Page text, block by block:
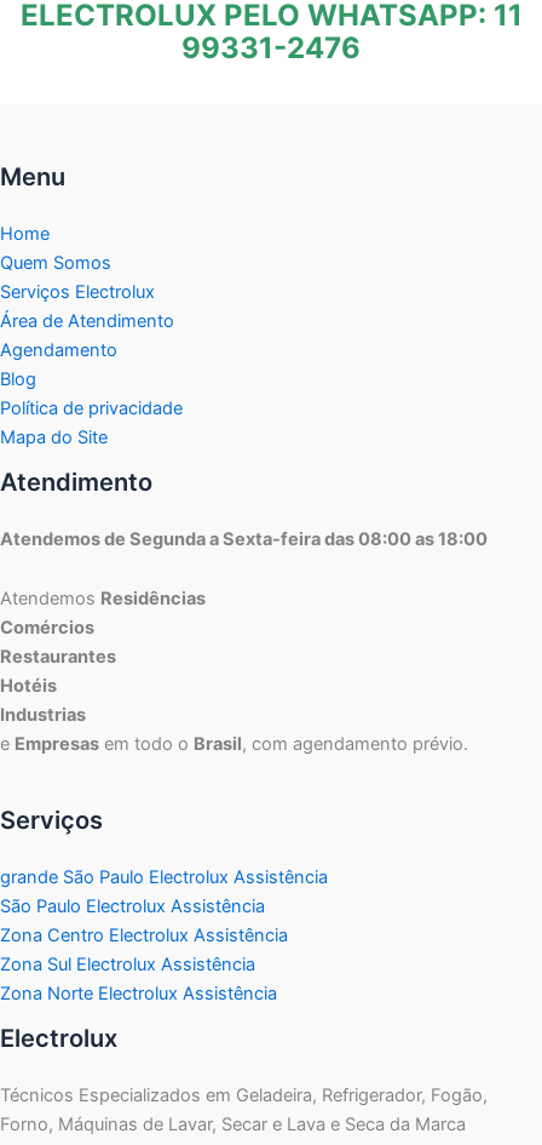
ELECTROLUX PELO WHATSAPP: 11
99331-2476
Menu
Home
Quem Somos
Serviços Electrolux
Área de Atendimento
Agendamento
Blog
Política de privacidade
Mapa do Site
Atendimento
Atendemos de Segunda a Sexta-feira das 08:00 as 18:00
Atendemos Residências
Comércios
Restaurantes
Hotéis
Industrias
e Empresas em todo o Brasil, com agendamento prévio.
Serviços
grande São Paulo Electrolux Assistência
São Paulo Electrolux Assistência
Zona Centro Electrolux Assistência
Zona Sul Electrolux Assistência
Zona Norte Electrolux Assistência
Electrolux
Técnicos Especializados em Geladeira, Refrigerador, Fogão,
Forno, Máquinas de Lavar, Secar e Lava e Seca da Marca